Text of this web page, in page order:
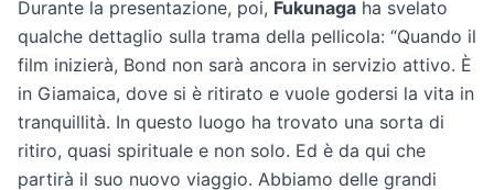
Durante la presentazione, poi, Fukunaga ha svelato
qualche dettaglio sulla trama della pellicola: “Quando il
film inizierà, Bond non sarà ancora in servizio attivo. È
in Giamaica, dove si è ritirato e vuole godersi la vita in
tranquillità. In questo luogo ha trovato una sorta di
ritiro, quasi spirituale e non solo. Ed è da qui che
partirà il suo nuovo viaggio. Abbiamo delle grandi